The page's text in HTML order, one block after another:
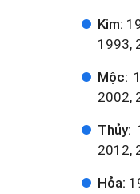
Kim:
1993,
Mộc:
2002,
Thủy:
2012,
Hỏa: